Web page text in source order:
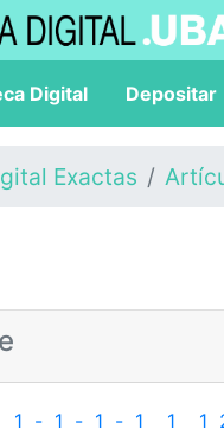
Digital Depositar
Exactas
1 - 1 - 1 - 1 1 1